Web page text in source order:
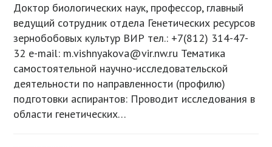
Доктор биологических наук, профессор, главный
ведущий сотрудник отдела Генетических ресурсов
зернобобовых культур ВИР тел.: +7(812) 314-47-
32 e-mail: m.vishnyakova@vir.nw.ru Тематика
самостоятельной научно-исследовательской
деятельности по направленности (профилю)
подготовки аспирантов: Проводит исследования в
области генетических…